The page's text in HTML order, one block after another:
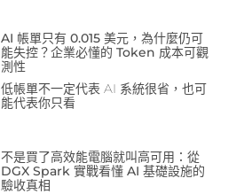
AI 帳單只有 0.015 美元，為什麼仍可
能失控？企業必懂的 Token 成本可觀
測性
低帳單不一定代表 AI 系統很省，也可
能代表你只看
不是買了高效能電腦就叫高可用：從
DGX Spark 實戰看懂 AI 基礎設施的
驗收真相